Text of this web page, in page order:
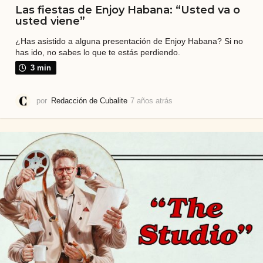
Las fiestas de Enjoy Habana: “Usted va o
usted viene”
¿Has asistido a alguna presentación de Enjoy Habana? Si no
has ido, no sabes lo que te estás perdiendo.
3 min
por Redacción de Cubalite 7 años atrás
o
a
s